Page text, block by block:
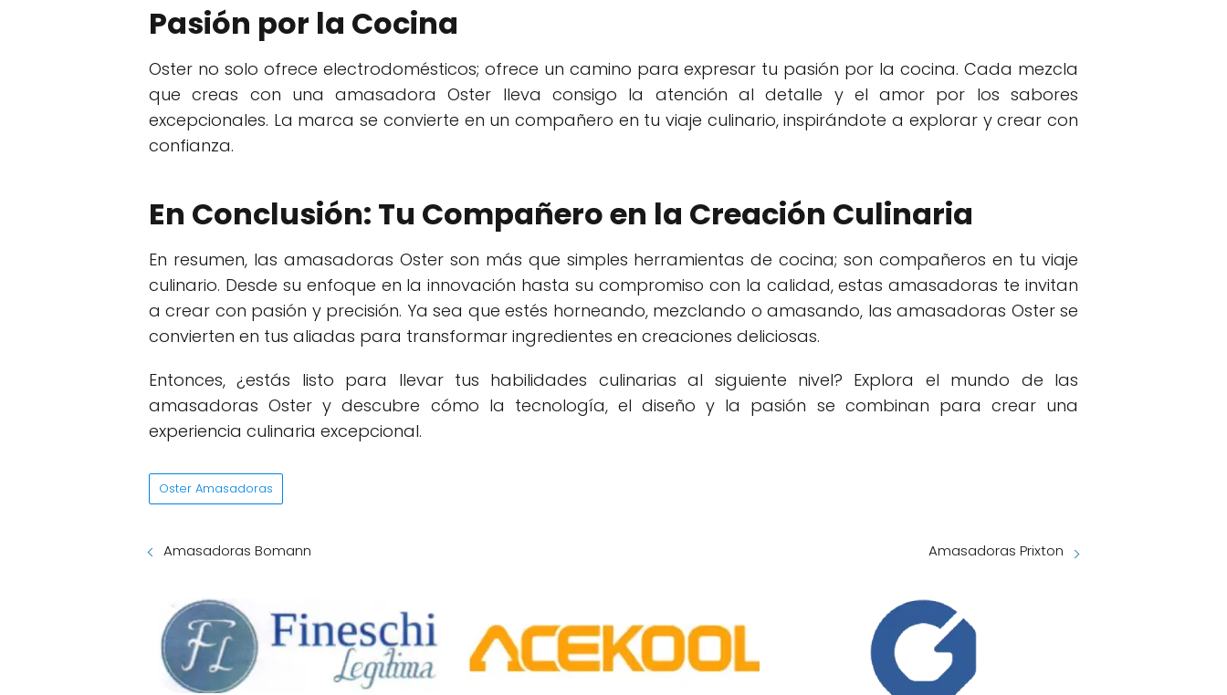
Pasión por la Cocina
Oster no solo ofrece electrodomésticos; ofrece un camino para expresar tu pasión por la cocina. Cada mezcla
que creas con una amasadora Oster lleva consigo la atención al detalle y el amor por los sabores
excepcionales. La marca se convierte en un compañero en tu viaje culinario, inspirándote a explorar y crear con
confianza.
En Conclusión: Tu Compañero en la Creación Culinaria
En resumen, las amasadoras Oster son más que simples herramientas de cocina; son compañeros en tu viaje
culinario. Desde su enfoque en la innovación hasta su compromiso con la calidad, estas amasadoras te invitan
a crear con pasión y precisión. Ya sea que estés horneando, mezclando o amasando, las amasadoras Oster se
convierten en tus aliadas para transformar ingredientes en creaciones deliciosas.
Entonces, ¿estás listo para llevar tus habilidades culinarias al siguiente nivel? Explora el mundo de las
amasadoras Oster y descubre cómo la tecnología, el diseño y la pasión se combinan para crear una
experiencia culinaria excepcional.
Oster Amasadoras
Amasadoras Bomann Amasadoras Prixton